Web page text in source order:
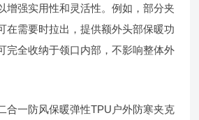
增强实用性和灵活性。例如，部分夹
在需要时拉出，提供额外头部保暖功
完全收纳于领口内部，不影响整体外
合一防风保暖弹性TPU户外防寒夹克